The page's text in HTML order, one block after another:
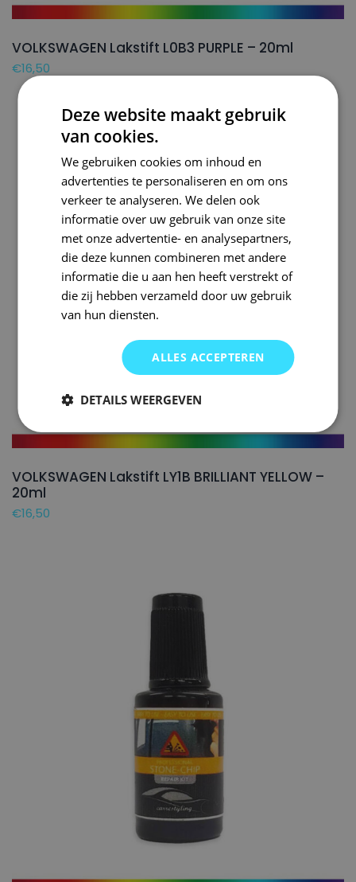
VOLKSWAGEN Lakstift L0B3 PURPLE – 20ml
€16,50
VOLKSWAGEN Lakstift LY1B BRILLIANT YELLOW –
20ml
€16,50
Deze website maakt gebruik
van cookies.
We gebruiken cookies om inhoud en
advertenties te personaliseren en om ons
verkeer te analyseren. We delen ook
informatie over uw gebruik van onze site
met onze advertentie- en analysepartners,
die deze kunnen combineren met andere
informatie die u aan hen heeft verstrekt of
die zij hebben verzameld door uw gebruik
van hun diensten.
ALLES ACCEPTEREN
DETAILS WEERGEVEN